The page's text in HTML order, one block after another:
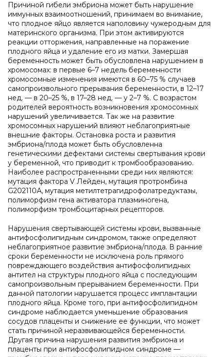
Причиной гибели эмбриона может быть нарушение
иммунных взаимоотношений, принимаем во внимание,
что плодное яйцо является наполовину чужеродным для
материнского организма. При этом активируются
реакции отторжения, направленные на поражение
плодного яйца и удаление его из матки. Замершая
беременность может быть обусловлена нарушением в
хромосомах: в первые 6–7 недель беременности
хромосомные изменения имеются в 60–75 % случаев
самопроизвольного прерывания беременности, в 12–17
нед. — в 20–25 %, в 17–28 нед. — у 2–7 %. С возрастом
родителей вероятность возникновения хромосомных
нарушений увеличивается. Так же на развитие
хромосомных нарушений влияют неблагоприятные
внешние факторы. Остановка роста и развития
эмбриона/плода может быть обусловленна
генетическими дефектами системы свертывания крови
у беременной, что приводит к тромбообразованию.
Наиболее распространенными среди них являются:
мутация фактора V Лейден, мутация протромбина
G202110А, мутация метилтетрагидрофолатредуктазы,
полиморфизм гена активатора плазминогена,
полиморфизм тромбоцитарных рецепторов.
Нарушения свертывающей системы крови, вызванные
антифосфолипидным синдромом, также определяют
неблагоприятное развитие эмбриона/плода. В ранние
сроки беременности не исключена роль прямого
повреждающего воздействия антифосфолипидных
антител на структуры плодного яйца с последующим
самопроизвольным прерыванием беременности. При
данной патологии нарушается процесс имплантации
плодного яйца. Кроме того, при антифосфолипидном
синдроме наблюдается уменьшение образования
сосудов плаценты и снижение ее функции, что может
стать причиной неразвивающейся беременности.
Другая причина нарушения развития эмбриона и
плаценты при антифосфолипидном синдроме —